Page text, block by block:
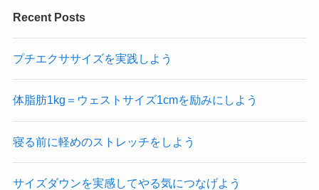
Recent Posts
プチエクササイズを実践しよう
体脂肪1kg＝ウェストサイズ1cmを励みにしよう
寝る前に軽めのストレッチをしよう
サイズダウンを実感してやる気につなげよう